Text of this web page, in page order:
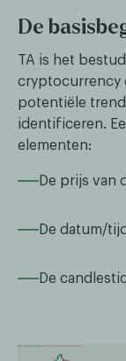
De
TA is het
cryptocurrency
potentiële
identificeren.
elementen:
De prijs van
De datum/
De